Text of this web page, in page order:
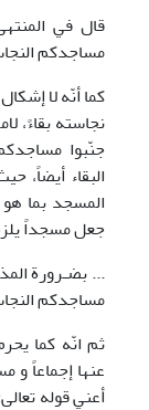
مساجدكم
كما أنّه لا
جنّبوا
البقاء أيضاً،
المسجد بما
جعل مسجداً
... بضـرورة
مساجدكم
ثم انّه كما
عنها إجماعاً و
أعني قوله